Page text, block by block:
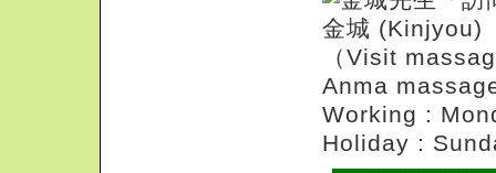
金城 (Kinjyou)
（Visit
Anma
Working :
Holiday :